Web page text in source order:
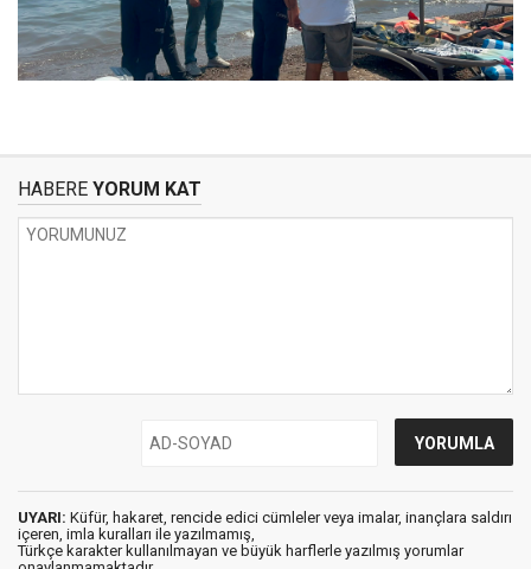
HABERE YORUM KAT
UYARI: Küfür, hakaret, rencide edici cümleler veya imalar, inançlara saldırı
içeren, imla kuralları ile yazılmamış,
Türkçe karakter kullanılmayan ve büyük harflerle yazılmış yorumlar